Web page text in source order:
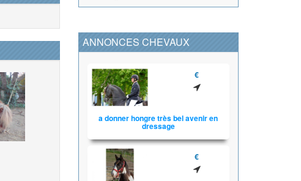
ANNONCES CHEVAUX
€
a donner hongre très bel avenir en
dressage
€